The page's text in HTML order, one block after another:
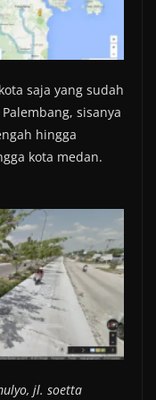
saja yang sudah
sisanya
hingga
kota medan.
jl. soetta